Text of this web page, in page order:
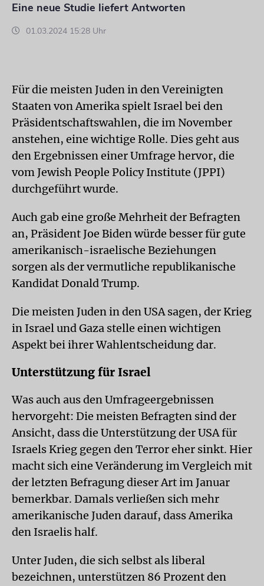
Eine neue Studie liefert Antworten
01.03.2024 15:28 Uhr
Für die meisten Juden in den Vereinigten
Staaten von Amerika spielt Israel bei den
Präsidentschaftswahlen, die im November
anstehen, eine wichtige Rolle. Dies geht aus
den Ergebnissen einer Umfrage hervor, die
vom Jewish People Policy Institute (JPPI)
durchgeführt wurde.
Auch gab eine große Mehrheit der Befragten
an, Präsident Joe Biden würde besser für gute
amerikanisch-israelische Beziehungen
sorgen als der vermutliche republikanische
Kandidat Donald Trump.
Die meisten Juden in den USA sagen, der Krieg
in Israel und Gaza stelle einen wichtigen
Aspekt bei ihrer Wahlentscheidung dar.
Unterstützung für Israel
Was auch aus den Umfrageergebnissen
hervorgeht: Die meisten Befragten sind der
Ansicht, dass die Unterstützung der USA für
Israels Krieg gegen den Terror eher sinkt. Hier
macht sich eine Veränderung im Vergleich mit
der letzten Befragung dieser Art im Januar
bemerkbar. Damals verließen sich mehr
amerikanische Juden darauf, dass Amerika
den Israelis half.
Unter Juden, die sich selbst als liberal
bezeichnen, unterstützen 86 Prozent den